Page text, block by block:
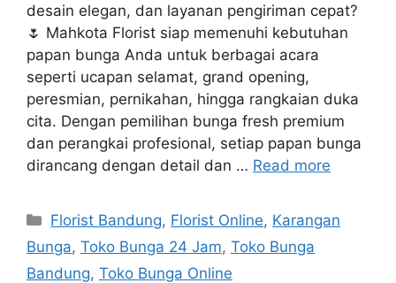
desain elegan, dan layanan pengiriman cepat?
🌷 Mahkota Florist siap memenuhi kebutuhan
papan bunga Anda untuk berbagai acara
seperti ucapan selamat, grand opening,
peresmian, pernikahan, hingga rangkaian duka
cita. Dengan pemilihan bunga fresh premium
dan perangkai profesional, setiap papan bunga
dirancang dengan detail dan … Read more
Florist Bandung, Florist Online, Karangan
Bunga, Toko Bunga 24 Jam, Toko Bunga
Bandung, Toko Bunga Online